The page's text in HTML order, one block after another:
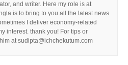
and writer. Here my role is at
is to bring to you all the latest news
I deliver economy-related
interest. thank you! For tips or
at sudipta@ichchekutum.com